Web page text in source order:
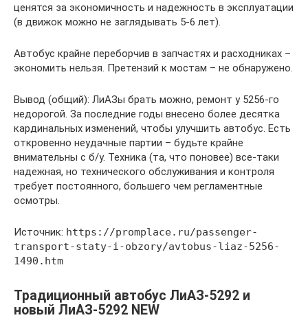
ценятся за экономичность и надежность в эксплуатации
(в движок можно не заглядывать 5-6 лет).
Автобус крайне переборчив в запчастях и расходниках –
экономить нельзя. Претензий к мостам – не обнаружено.
Вывод (общий): ЛиАЗы брать можно, ремонт у 5256-го
недорогой. За последние годы внесено более десятка
кардинальных изменений, чтобы улучшить автобус. Есть
откровенно неудачные партии – будьте крайне
внимательны с б/у. Техника (та, что поновее) все-таки
надежная, но технического обслуживания и контроля
требует постоянного, большего чем регламентные
осмотры.
Источник: https://promplace.ru/passenger-
transport-staty-i-obzory/avtobus-liaz-5256-
1490.htm
Традиционный автобус ЛиАЗ-5292 и
новый ЛиАЗ-5292 NEW